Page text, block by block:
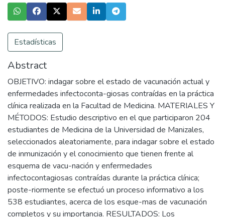
Estadísticas
Abstract
OBJETIVO: indagar sobre el estado de vacunación actual y
enfermedades infectoconta-giosas contraídas en la práctica
clínica realizada en la Facultad de Medicina. MATERIALES Y
MÉTODOS: Estudio descriptivo en el que participaron 204
estudiantes de Medicina de la Universidad de Manizales,
seleccionados aleatoriamente, para indagar sobre el estado
de inmunización y el conocimiento que tienen frente al
esquema de vacu-nación y enfermedades
infectocontagiosas contraídas durante la práctica clínica;
poste-riormente se efectuó un proceso informativo a los
538 estudiantes, acerca de los esque-mas de vacunación
completos y su importancia. RESULTADOS: Los